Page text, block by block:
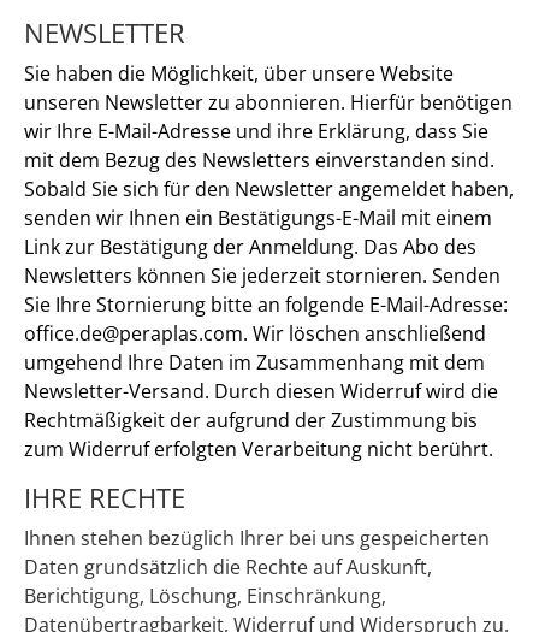
NEWSLETTER
Sie haben die Möglichkeit, über unsere Website
unseren Newsletter zu abonnieren. Hierfür benötigen
wir Ihre E-Mail-Adresse und ihre Erklärung, dass Sie
mit dem Bezug des Newsletters einverstanden sind.
Sobald Sie sich für den Newsletter angemeldet haben,
senden wir Ihnen ein Bestätigungs-E-Mail mit einem
Link zur Bestätigung der Anmeldung. Das Abo des
Newsletters können Sie jederzeit stornieren. Senden
Sie Ihre Stornierung bitte an folgende E-Mail-Adresse:
office.de@peraplas.com. Wir löschen anschließend
umgehend Ihre Daten im Zusammenhang mit dem
Newsletter-Versand. Durch diesen Widerruf wird die
Rechtmäßigkeit der aufgrund der Zustimmung bis
zum Widerruf erfolgten Verarbeitung nicht berührt.
IHRE RECHTE
Ihnen stehen bezüglich Ihrer bei uns gespeicherten
Daten grundsätzlich die Rechte auf Auskunft,
Berichtigung, Löschung, Einschränkung,
Datenübertragbarkeit, Widerruf und Widerspruch zu.